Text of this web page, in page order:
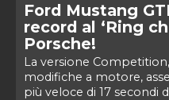
Ford Mustang
record al ‘Ring
Porsche!
La versione
modifiche a motore,
più veloce di 17 secondi